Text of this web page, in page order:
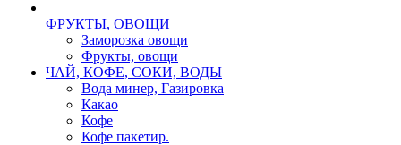
ФРУКТЫ, ОВОЩИ
Заморозка овощи
Фрукты, овощи
ЧАЙ, КОФЕ, СОКИ, ВОДЫ
Вода минер, Газировка
Какао
Кофе
Кофе пакетир.